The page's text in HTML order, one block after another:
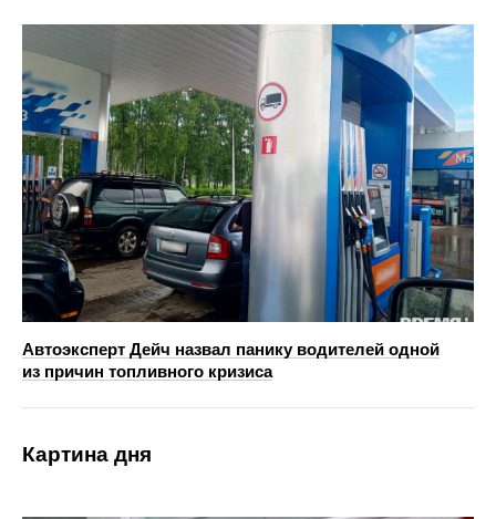
Автоэксперт Дейч назвал панику водителей одной
из причин топливного кризиса
Картина дня